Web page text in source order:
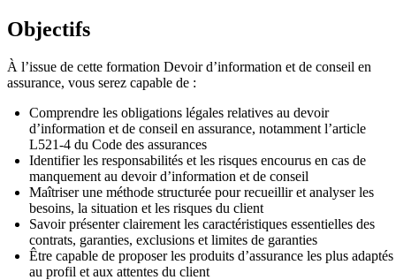
Objectifs
À l’issue de cette formation Devoir d’information et de conseil en
assurance, vous serez capable de :
Comprendre les obligations légales relatives au devoir
d’information et de conseil en assurance, notamment l’article
L521-4 du Code des assurances
Identifier les responsabilités et les risques encourus en cas de
manquement au devoir d’information et de conseil
Maîtriser une méthode structurée pour recueillir et analyser les
besoins, la situation et les risques du client
Savoir présenter clairement les caractéristiques essentielles des
contrats, garanties, exclusions et limites de garanties
Être capable de proposer les produits d’assurance les plus adaptés
au profil et aux attentes du client